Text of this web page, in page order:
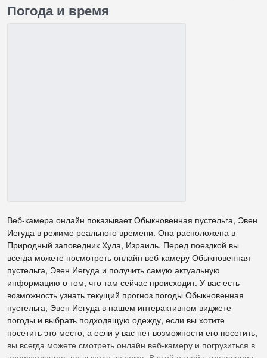
Погода и время
Веб-камера онлайн показывает Обыкновенная пустельга, Эвен
Иегуда в режиме реального времени. Она расположена в
Природный заповедник Хула, Израиль. Перед поездкой вы
всегда можете посмотреть онлайн веб-камеру Обыкновенная
пустельга, Эвен Иегуда и получить самую актуальную
информацию о том, что там сейчас происходит. У вас есть
возможность узнать текущий прогноз погоды Обыкновенная
пустельга, Эвен Иегуда в нашем интерактивном виджете
погоды и выбрать подходящую одежду, если вы хотите
посетить это место, а если у вас нет возможности его посетить,
вы всегда можете смотреть онлайн веб-камеру и погрузиться в